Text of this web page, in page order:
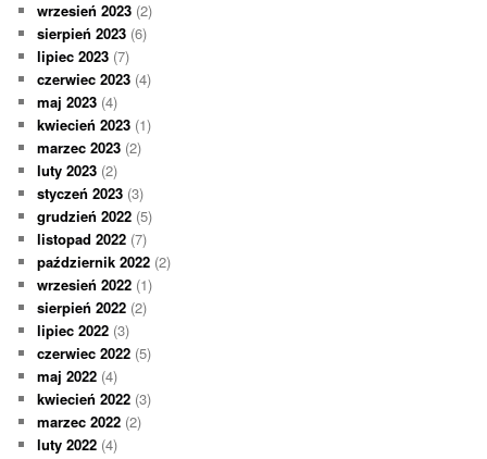
wrzesień 2023 (2)
sierpień 2023 (6)
lipiec 2023 (7)
czerwiec 2023 (4)
maj 2023 (4)
kwiecień 2023 (1)
marzec 2023 (2)
luty 2023 (2)
styczeń 2023 (3)
grudzień 2022 (5)
listopad 2022 (7)
październik 2022 (2)
wrzesień 2022 (1)
sierpień 2022 (2)
lipiec 2022 (3)
czerwiec 2022 (5)
maj 2022 (4)
kwiecień 2022 (3)
marzec 2022 (2)
luty 2022 (4)